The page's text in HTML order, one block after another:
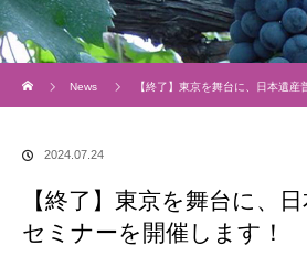
News
【終了】東京を舞台に、日本遺産
2024.07.24
【終了】東京を舞台に、
セミナーを開催します！